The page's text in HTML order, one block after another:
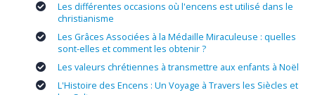
Les différentes occasions où l'encens est utilisé dans le
christianisme
Les Grâces Associées à la Médaille Miraculeuse : quelles
sont-elles et comment les obtenir ?
Les valeurs chrétiennes à transmettre aux enfants à Noël
L'Histoire des Encens : Un Voyage à Travers les Siècles et